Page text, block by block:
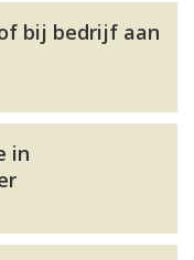
bij bedrijf aan
in